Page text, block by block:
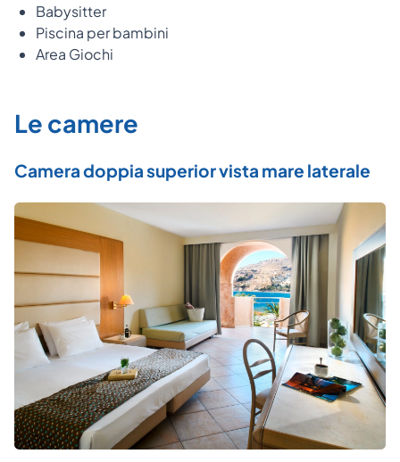
Babysitter
Piscina per bambini
Area Giochi
Le camere
Camera doppia superior vista mare laterale